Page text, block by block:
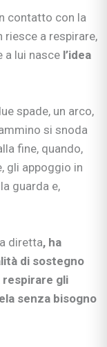
contatto con la
riesce a respirare,
a lui nasce l’idea
spade, un arco,
si snoda
fine, quando,
gli appoggio in
guarda e,
diretta, ha
di sostegno
gli
senza bisogno